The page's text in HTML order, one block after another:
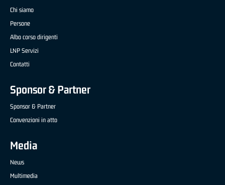
Chi siamo
Persone
Albo corso dirigenti
LNP Servizi
Contatti
Sponsor & Partner
Sponsor & Partner
Convenzioni in atto
Media
News
Multimedia